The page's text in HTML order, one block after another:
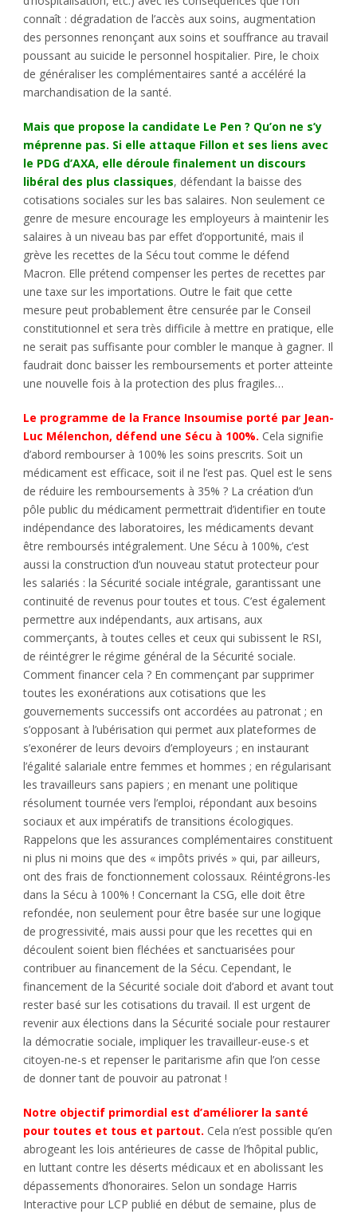
connaît : dégradation de l’accès aux soins, augmentation
des personnes renonçant aux soins et souffrance au travail
poussant au suicide le personnel hospitalier. Pire, le choix
de généraliser les complémentaires santé a accéléré la
marchandisation de la santé.
Mais que propose la candidate Le Pen ? Qu’on ne s’y
méprenne pas. Si elle attaque Fillon et ses liens avec
le PDG d’AXA, elle déroule finalement un discours
libéral des plus classiques, défendant la baisse des
cotisations sociales sur les bas salaires. Non seulement ce
genre de mesure encourage les employeurs à maintenir les
salaires à un niveau bas par effet d’opportunité, mais il
grève les recettes de la Sécu tout comme le défend
Macron. Elle prétend compenser les pertes de recettes par
une taxe sur les importations. Outre le fait que cette
mesure peut probablement être censurée par le Conseil
constitutionnel et sera très difficile à mettre en pratique, elle
ne serait pas suffisante pour combler le manque à gagner. Il
faudrait donc baisser les remboursements et porter atteinte
une nouvelle fois à la protection des plus fragiles…
Le programme de la France Insoumise porté par Jean-
Luc Mélenchon, défend une Sécu à 100%. Cela signifie
d’abord rembourser à 100% les soins prescrits. Soit un
médicament est efficace, soit il ne l’est pas. Quel est le sens
de réduire les remboursements à 35% ? La création d’un
pôle public du médicament permettrait d’identifier en toute
indépendance des laboratoires, les médicaments devant
être remboursés intégralement. Une Sécu à 100%, c’est
aussi la construction d’un nouveau statut protecteur pour
les salariés : la Sécurité sociale intégrale, garantissant une
continuité de revenus pour toutes et tous. C’est également
permettre aux indépendants, aux artisans, aux
commerçants, à toutes celles et ceux qui subissent le RSI,
de réintégrer le régime général de la Sécurité sociale.
Comment financer cela ? En commençant par supprimer
toutes les exonérations aux cotisations que les
gouvernements successifs ont accordées au patronat ; en
s’opposant à l’ubérisation qui permet aux plateformes de
s’exonérer de leurs devoirs d’employeurs ; en instaurant
l’égalité salariale entre femmes et hommes ; en régularisant
les travailleurs sans papiers ; en menant une politique
résolument tournée vers l’emploi, répondant aux besoins
sociaux et aux impératifs de transitions écologiques.
Rappelons que les assurances complémentaires constituent
ni plus ni moins que des « impôts privés » qui, par ailleurs,
ont des frais de fonctionnement colossaux. Réintégrons-les
dans la Sécu à 100% ! Concernant la CSG, elle doit être
refondée, non seulement pour être basée sur une logique
de progressivité, mais aussi pour que les recettes qui en
découlent soient bien fléchées et sanctuarisées pour
contribuer au financement de la Sécu. Cependant, le
financement de la Sécurité sociale doit d’abord et avant tout
rester basé sur les cotisations du travail. Il est urgent de
revenir aux élections dans la Sécurité sociale pour restaurer
la démocratie sociale, impliquer les travailleur-euse-s et
citoyen-ne-s et repenser le paritarisme afin que l’on cesse
de donner tant de pouvoir au patronat !
Notre objectif primordial est d’améliorer la santé
pour toutes et tous et partout. Cela n’est possible qu’en
abrogeant les lois antérieures de casse de l’hôpital public,
en luttant contre les déserts médicaux et en abolissant les
dépassements d’honoraires. Selon un sondage Harris
Interactive pour LCP publié en début de semaine, plus de